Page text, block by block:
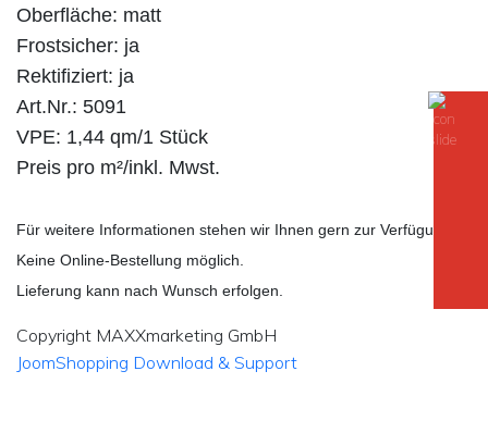
Oberfläche: matt
Frostsicher: ja
Rektifiziert: ja
Art.Nr.: 5091
VPE: 1,44 qm/1 Stück
Preis pro m²/inkl. Mwst.
Für weitere Informationen stehen wir Ihnen gern zur Verfügung.
Keine Online-Bestellung möglich.
Lieferung kann nach Wunsch erfolgen.
Copyright MAXXmarketing GmbH
JoomShopping Download & Support